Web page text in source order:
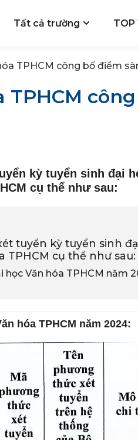
Tất cả trường TOP
TPHCM công bố điểm
TPHCM
kỳ tuyển sinh đại
cụ thể như sau:
tuyển kỳ tuyển sinh
TPHCM cụ thể như sau:
Văn hóa TPHCM năm
hóa TPHCM năm 2024: